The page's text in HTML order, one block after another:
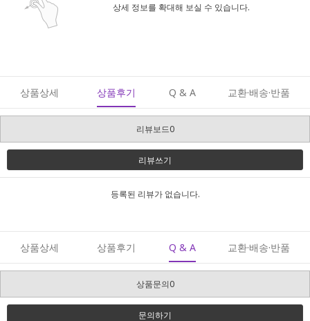
상세 정보를 확대해 보실 수 있습니다.
상품상세 상품후기 Q & A 교환·배송·반품
리뷰보드0
리뷰쓰기
등록된 리뷰가 없습니다.
상품상세 상품후기 Q & A 교환·배송·반품
상품문의0
문의하기